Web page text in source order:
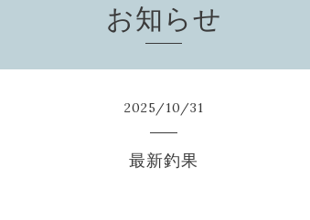
お知らせ
2025/10/31
最新釣果